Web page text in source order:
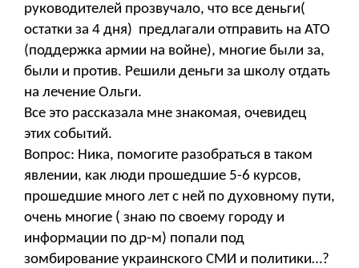
руководителей прозвучало, что все деньги(
остатки за 4 дня) предлагали отправить на АТО
(поддержка армии на войне), многие были за,
были и против. Решили деньги за школу отдать
на лечение Ольги.
Все это рассказала мне знакомая, очевидец
этих событий.
Вопрос: Ника, помогите разобраться в таком
явлении, как люди прошедшие 5-6 курсов,
прошедшие много лет с ней по духовному пути,
очень многие ( знаю по своему городу и
информации по др-м) попали под
зомбирование украинского СМИ и политики…?